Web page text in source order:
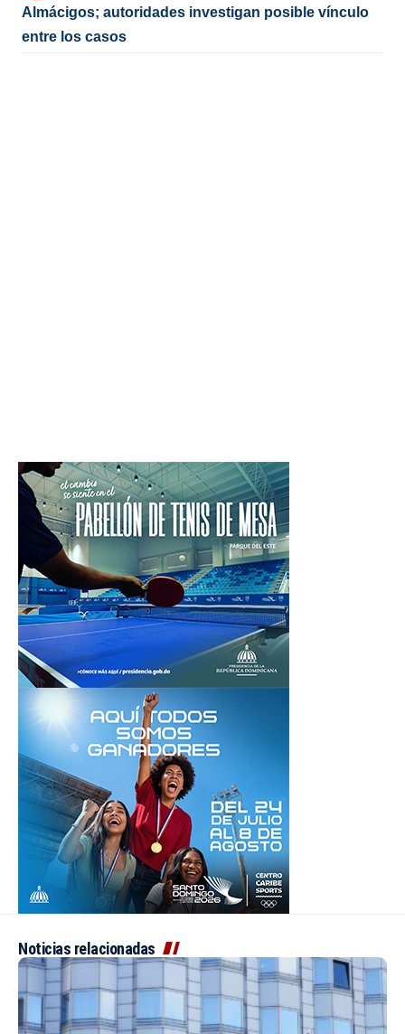
Almácigos; autoridades investigan posible vínculo
entre los casos
Noticias relacionadas